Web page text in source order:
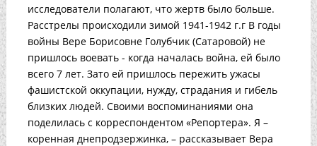
исследователи полагают, что жертв было больше.
Расстрелы происходили зимой 1941-1942 г.г В годы
войны Вере Борисовне Голубчик (Сатаровой) не
пришлось воевать - когда началась война, ей было
всего 7 лет. Зато ей пришлось пережить ужасы
фашистской оккупации, нужду, страдания и гибель
близких людей. Своими воспоминаниями она
поделилась с корреспондентом «Репортера». Я –
коренная днепродзержинка, – рассказывает Вера